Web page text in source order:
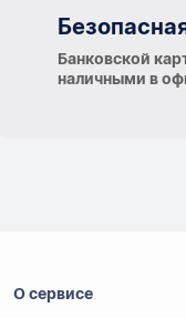
Банковской
наличными в
О сервисе